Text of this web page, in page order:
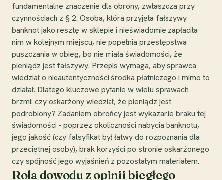
fundamentalne znaczenie dla obrony, zwłaszcza przy
czynnościach z § 2. Osoba, która przyjęła fałszywy
banknot jako resztę w sklepie i nieświadomie zapłaciła
nim w kolejnym miejscu, nie popełnia przestępstwa
puszczania w obieg, bo nie miała świadomości, że
pieniądz jest fałszywy. Przepis wymaga, aby sprawca
wiedział o nieautentyczności środka płatniczego i mimo to
działał. Dlatego kluczowe pytanie w wielu sprawach
brzmi: czy oskarżony wiedział, że pieniądz jest
podrobiony? Zadaniem obrońcy jest wykazanie braku tej
świadomości - poprzez okoliczności nabycia banknotu,
jego jakość (czy falsyfikat był łatwy do rozpoznania dla
przeciętnej osoby), brak korzyści po stronie oskarżonego
czy spójność jego wyjaśnień z pozostałym materiałem.
Rola dowodu z opinii biegłego